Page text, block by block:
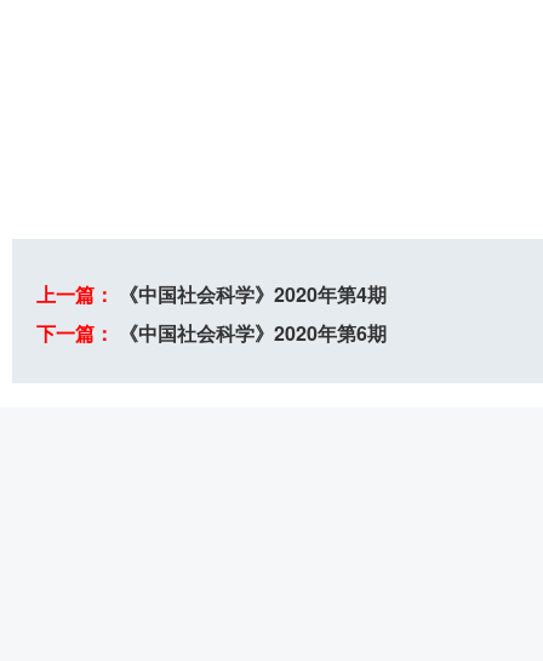
上一篇：
《中国社会科学》2020年第4期
下一篇：
《中国社会科学》2020年第6期